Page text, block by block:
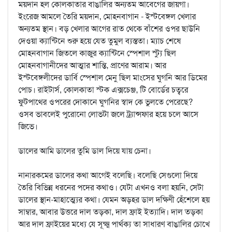
ময়দান হল কোলকাতার বাঙালির অন্যতম আবেগের জায়গা।
ইংরেজ আমলে তৈরি ময়দান, মোহনবাগান - ইস্টবেঙ্গল খেলার
অন্যতম স্থান। বড় খেলার আগের রাত থেকে বাঁশের ওপর ছাউনি
দেওয়া ক্যান্টিনে শুরু হয়ে যেত তুমুল ব্যস্ততা। ম্যাচ শেষে
মোহনবাগান জিতলে কাজুর ক্যান্টিনে স্পেশাল স্ট্যু ছিল
মোহনবাগানীদের আত্মার শান্তি, প্রাণের আরাম। আর
ইস্টবেঙ্গলীদের ডার্বি স্পেশাল মেনু ছিল মাংসের ঘুগনি আর ডিমের
পোচ। রাইটার্স, কোলকাতা স্টক এক্সচেঞ্জ, টি বোর্ডের চত্বরে
ফুটপাথের ওপরের দোকানে ঘুগনির স্বাদ কে ভুলতে পেরেছে?
ওসব ভাবলেই পুরোনো লোভটা জলে ট্র্যান্সফার হয়ে চলে আসে
জিভে।
ডালের আমি ডালের তুমি ডাল দিয়ে যায় চেনা।
নানারকমের ডালের কথা আগেই বলেছি। বলেছি সেগুলো দিয়ে
তৈরি বিভিন্ন ধরনের পদের কথাও। যেটা এখনও বলা হয়নি, সেটা
ডালের স্থান-মাহাত্ম্যের কথা। যেমন অড়হর ডাল দক্ষিণী হেঁশেলে হয়
সাম্বার, আবার উত্তরে দাল তড়কা, দাল ফ্রাই ইত্যাদি। দাল তড়কা
আর দাল ফ্রাইয়ের মধ্যে যে সূক্ষ্ম পার্থক্য তা সাধারণ বাঙালির চোখে